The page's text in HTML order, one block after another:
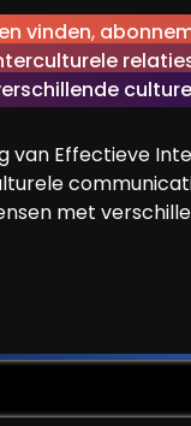
vinden,
van Effectieve
met
Effectieve